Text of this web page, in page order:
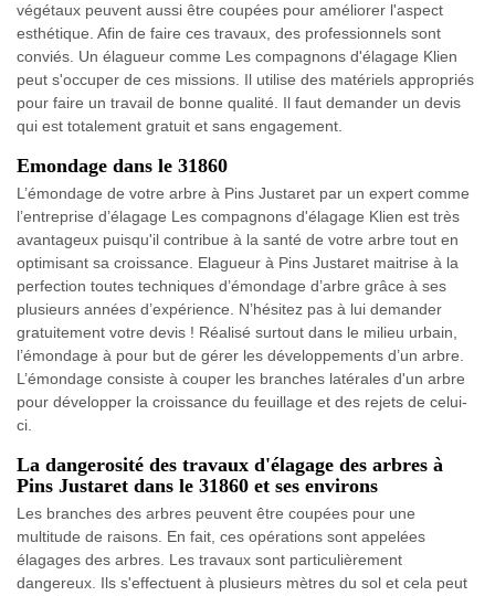
végétaux peuvent aussi être coupées pour améliorer l'aspect
esthétique. Afin de faire ces travaux, des professionnels sont
conviés. Un élagueur comme Les compagnons d'élagage Klien
peut s'occuper de ces missions. Il utilise des matériels appropriés
pour faire un travail de bonne qualité. Il faut demander un devis
qui est totalement gratuit et sans engagement.
Emondage dans le 31860
L’émondage de votre arbre à Pins Justaret par un expert comme
l’entreprise d’élagage Les compagnons d'élagage Klien est très
avantageux puisqu'il contribue à la santé de votre arbre tout en
optimisant sa croissance. Elagueur à Pins Justaret maitrise à la
perfection toutes techniques d’émondage d’arbre grâce à ses
plusieurs années d’expérience. N’hésitez pas à lui demander
gratuitement votre devis ! Réalisé surtout dans le milieu urbain,
l’émondage à pour but de gérer les développements d’un arbre.
L’émondage consiste à couper les branches latérales d'un arbre
pour développer la croissance du feuillage et des rejets de celui-
ci.
La dangerosité des travaux d'élagage des arbres à
Pins Justaret dans le 31860 et ses environs
Les branches des arbres peuvent être coupées pour une
multitude de raisons. En fait, ces opérations sont appelées
élagages des arbres. Les travaux sont particulièrement
dangereux. Ils s'effectuent à plusieurs mètres du sol et cela peut